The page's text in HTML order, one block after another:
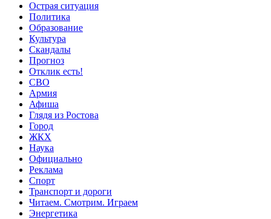
Острая ситуация
Политика
Образование
Культура
Скандалы
Прогноз
Отклик есть!
СВО
Армия
Афиша
Глядя из Ростова
Город
ЖКХ
Наука
Официально
Реклама
Спорт
Транспорт и дороги
Читаем. Смотрим. Играем
Энергетика